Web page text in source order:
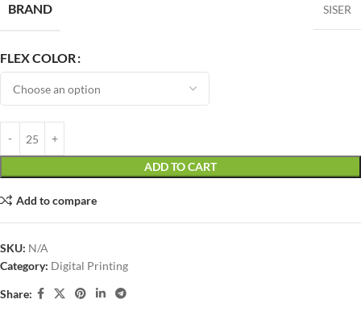
BRAND SISER
FLEX COLOR
ADD TO CART
Add to compare
SKU: N/A
Category: Digital Printing
Share: